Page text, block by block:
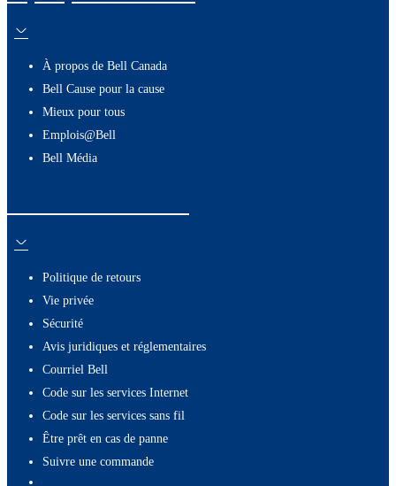
À propos de Bell Canada
Bell Cause pour la cause
Mieux pour tous
Emplois@Bell
Bell Média
Politique de retours
Vie privée
Sécurité
Avis juridiques et réglementaires
Courriel Bell
Code sur les services Internet
Code sur les services sans fil
Être prêt en cas de panne
Suivre une commande